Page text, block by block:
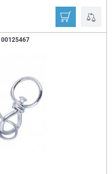
00125467